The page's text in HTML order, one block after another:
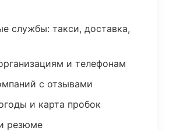
службы: такси, доставка,
и телефонам
с отзывами
и карта пробок
резюме